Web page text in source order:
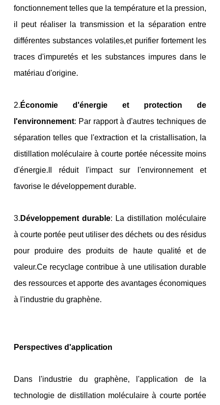
fonctionnement telles que la température et la pression,
il peut réaliser la transmission et la séparation entre
différentes substances volatiles,et purifier fortement les
traces d'impuretés et les substances impures dans le
matériau d'origine.
2. Économie d'énergie et protection de
l'environnement: Par rapport à d'autres techniques de
séparation telles que l'extraction et la cristallisation, la
distillation moléculaire à courte portée nécessite moins
d'énergie.Il réduit l'impact sur l'environnement et
favorise le développement durable.
3. Développement durable: La distillation moléculaire
à courte portée peut utiliser des déchets ou des résidus
pour produire des produits de haute qualité et de
valeur.Ce recyclage contribue à une utilisation durable
des ressources et apporte des avantages économiques
à l'industrie du graphène.
Perspectives d'application
Dans l'industrie du graphène, l'application de la
technologie de distillation moléculaire à courte portée